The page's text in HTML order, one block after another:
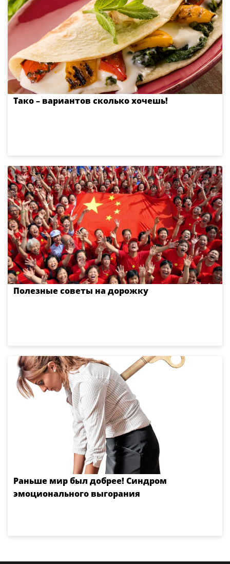
Тако – вариантов сколько хочешь!
Полезные советы на дорожку
Раньше мир был добрее! Синдром
эмоционального выгорания